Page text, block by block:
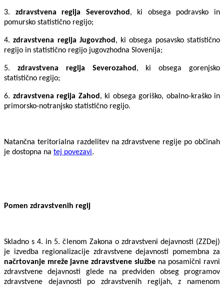
3. zdravstvena regija Severovzhod , ki obsega podravsko in
pomursko statistično regijo;
4.zdravstvena regija Jugovzhod , ki obsega posavsko statistično
regijo in statistično regijo jugovzhodna Slovenija;
5. zdravstvena regija Severozahod , ki obsega gorenjsko
statistično regijo;
6. zdravstvena regija Zahod , ki obsega goriško, obalno-kraško in
primorsko-notranjsko statistično regijo.
Natančna teritorialna razdelitev na zdravstvene regije po občinah
je dostopna na tej povezavi.
Pomen zdravstvenih regij
Skladno s 4. in 5. členom Zakona o zdravstveni dejavnosti (ZZDej)
je izvedba regionalizacije zdravstvene dejavnosti pomembna za
načrtovanje mreže javne zdravstvene službena posamični ravni
zdravstvene dejavnosti glede na predviden obseg programov
zdravstvene dejavnosti po zdravstvenih regijah, z namenom